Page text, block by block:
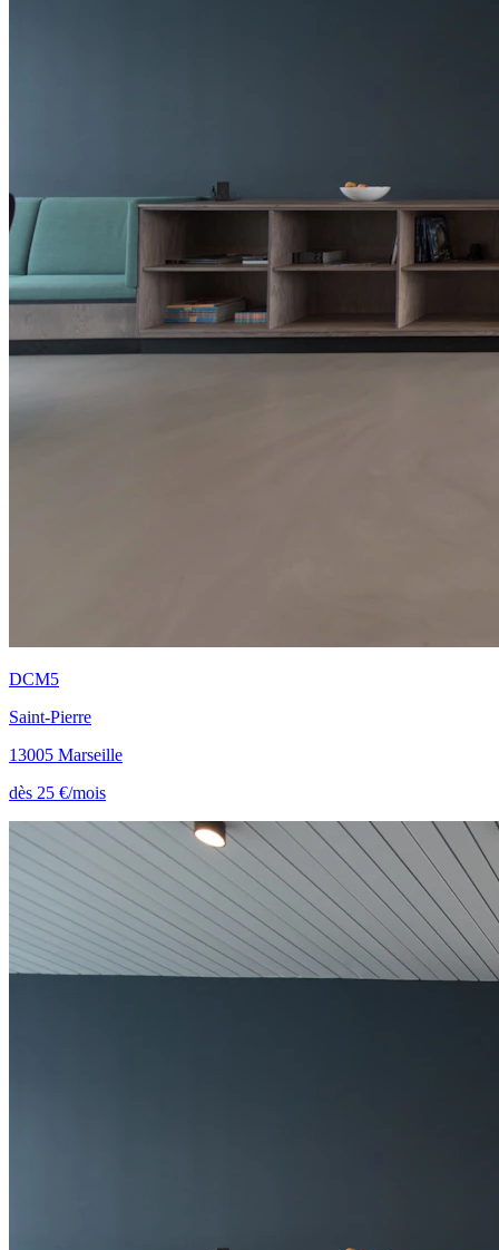
DCM5
Saint-Pierre
13005 Marseille
dès 25 €/mois